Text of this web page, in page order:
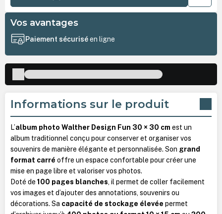
Vos avantages
Paiement sécuriséen ligne
Informations sur le produit
L’album photo Walther Design Fun 30 × 30 cm est un
album traditionnel conçu pour conserver et organiser vos
souvenirs de manière élégante et personnalisée. Son grand
format carré offre un espace confortable pour créer une
mise en page libre et valoriser vos photos.
Doté de 100 pages blanches, il permet de coller facilement
vos images et d’ajouter des annotations, souvenirs ou
décorations. Sa capacité de stockage élevée permet